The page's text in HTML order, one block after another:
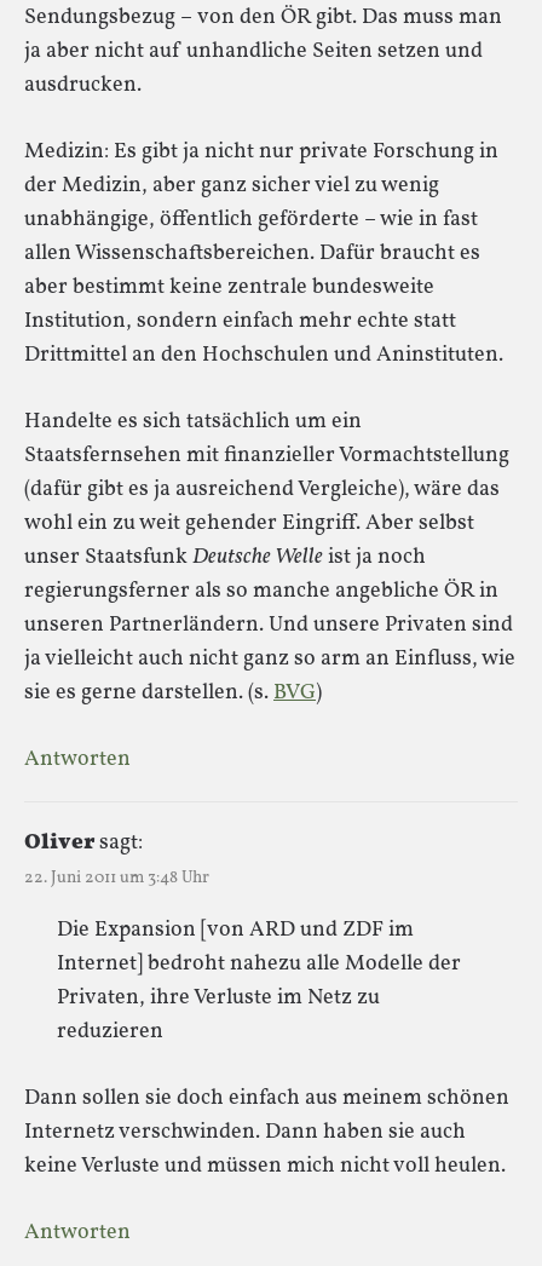
Sendungsbezug – von den ÖR gibt. Das muss man
ja aber nicht auf unhandliche Seiten setzen und
ausdrucken.
Medizin: Es gibt ja nicht nur private Forschung in
der Medizin, aber ganz sicher viel zu wenig
unabhängige, öffentlich geförderte – wie in fast
allen Wissenschaftsbereichen. Dafür braucht es
aber bestimmt keine zentrale bundesweite
Institution, sondern einfach mehr echte statt
Drittmittel an den Hochschulen und Aninstituten.
Handelte es sich tatsächlich um ein
Staatsfernsehen mit finanzieller Vormachtstellung
(dafür gibt es ja ausreichend Vergleiche), wäre das
wohl ein zu weit gehender Eingriff. Aber selbst
unser StaatsfunkDeutsche Welleist ja noch
regierungsferner als so manche angebliche ÖR in
unseren Partnerländern. Und unsere Privaten sind
ja vielleicht auch nicht ganz so arm an Einfluss, wie
sie es gerne darstellen. (s.BVG)
Antworten
Oliversagt:
22. Juni 2011 um 3:48 Uhr
Die Expansion [von ARD und ZDF im
Internet] bedroht nahezu alle Modelle der
Privaten, ihre Verluste im Netz zu
reduzieren
Dann sollen sie doch einfach aus meinem schönen
Internetz verschwinden. Dann haben sie auch
keine Verluste und müssen mich nicht voll heulen.
Antworten